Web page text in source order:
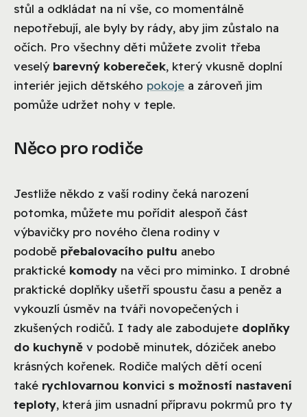
stůl a odkládat na ní vše, co momentálně
nepotřebují, ale byly by rády, aby jim zůstalo na
očích. Pro všechny děti můžete zvolit třeba
veselý barevný kobereček, který vkusně doplní
interiér jejich dětského pokoje a zároveň jim
pomůže udržet nohy v teple.
Něco pro rodiče
Jestliže někdo z vaší rodiny čeká narození
potomka, můžete mu pořídit alespoň část
výbavičky pro nového člena rodiny v
podobě přebalovacího pultu anebo
praktické komody na věci pro miminko. I drobné
praktické doplňky ušetří spoustu času a peněz a
vykouzlí úsměv na tváři novopečených i
zkušených rodičů. I tady ale zabodujete doplňky
do kuchyně v podobě minutek, dóziček anebo
krásných kořenek. Rodiče malých dětí ocení
také rychlovarnou konvici s možností nastavení
teploty, která jim usnadní přípravu pokrmů pro ty